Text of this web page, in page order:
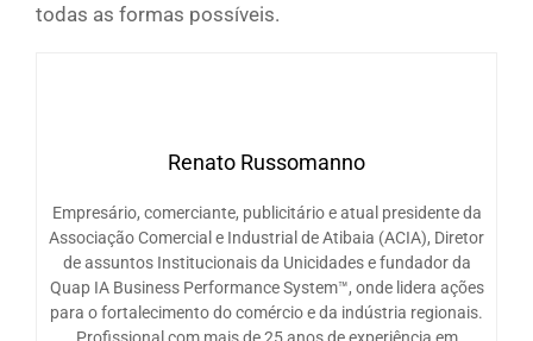
todas as formas possíveis.
Renato Russomanno
Empresário, comerciante, publicitário e atual presidente da
Associação Comercial e Industrial de Atibaia (ACIA), Diretor
de assuntos Institucionais da Unicidades e fundador da
Quap IA Business Performance System™, onde lidera ações
para o fortalecimento do comércio e da indústria regionais.